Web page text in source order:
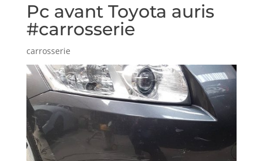
Pc avant Toyota auris
#carrosserie
carrosserie